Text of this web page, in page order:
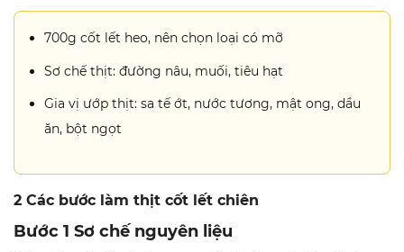
700g cốt lết heo, nên chọn loại có mỡ
Sơ chế thịt: đường nâu, muối, tiêu hạt
Gia vị ướp thịt: sa tế ớt, nước tương, mật ong, dầu
ăn, bột ngọt
2 Các bước làm thịt cốt lết chiên
Bước 1 Sơ chế nguyên liệu